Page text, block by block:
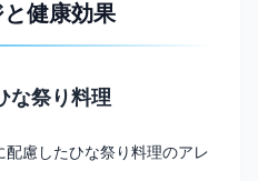
健康効果
な祭り料理
慮したひな祭り料理のアレ